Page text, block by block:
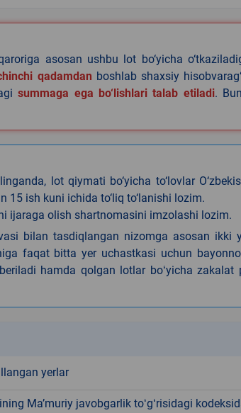
asosan ushbu lot bo‘yicha
qadamdan boshlab shaxsiy
summaga ega bo‘lishlari talab etiladi.
lot qiymati bo‘yicha to‘lovlar
15 ish kuni ichida to‘liq to‘lanishi lozim.
ijaraga olish shartnomasini imzolashi lozim.
bilan tasdiqlangan nizomga asosan ikki
faqat bitta yer uchastkasi uchun
hamda qolgan lotlar boʻyicha zakalat
yerlar
Maʼmuriy javobgarlik toʻgʻrisidagi